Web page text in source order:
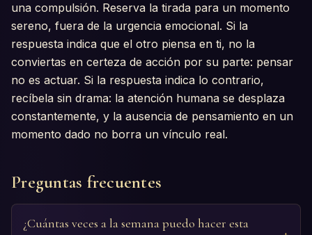
una compulsión. Reserva la tirada para un momento
sereno, fuera de la urgencia emocional. Si la
respuesta indica que el otro piensa en ti, no la
conviertas en certeza de acción por su parte: pensar
no es actuar. Si la respuesta indica lo contrario,
recíbela sin drama: la atención humana se desplaza
constantemente, y la ausencia de pensamiento en un
momento dado no borra un vínculo real.
Preguntas frecuentes
¿Cuántas veces a la semana puedo hacer esta